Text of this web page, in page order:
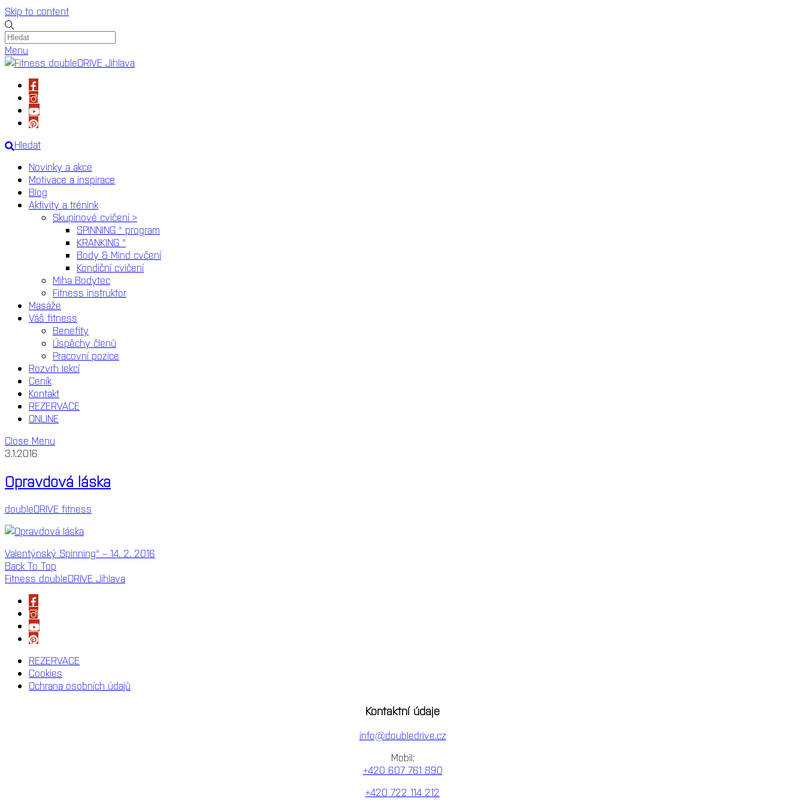
Skip to content
Menu
Hledat
Novinky a akce
Motivace a inspirace
Blog
Aktivity a trénink
Skupinové cvičení >
SPINNING ® program
KRANKING ®
Body & Mind cvčení
Kondiční cvičení
Miha Bodytec
Fitness instruktor
Masáže
Váš fitness
Benefity
Úspěchy členů
Pracovní pozice
Rozvrh lekcí
Ceník
Kontakt
REZERVACE
ONLINE
Close Menu
3.1.2016
Opravdová láska
doubleDRIVE fitness
Valentýnský Spinning® – 14. 2. 2016
Back To Top
Fitness doubleDRIVE Jihlava
REZERVACE
Cookies
Ochrana osobních údajů
Kontaktní údaje
info@doubledrive.cz
Mobil:
+420 607 761 890
+420 722 114 212